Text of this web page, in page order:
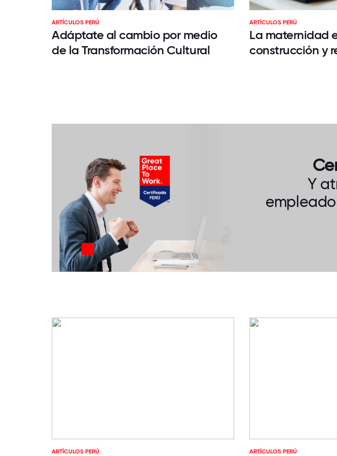
ARTÍCULOS PERÚ
Adáptate al cambio por medio
de la Transformación Cultural
ARTÍCULOS PERÚ
La maternidad
construcción y
Y
ARTÍCULOS PERÚ ARTÍCULOS PERÚ